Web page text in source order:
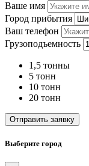
Ваше имя
Город прибытия
Ваш телефон
Грузоподъемность
1,5 тонны
5 тонн
10 тонн
20 тонн
Отправить заявку
Выберите город